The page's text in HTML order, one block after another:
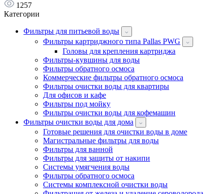
1257
Категории
Фильтры для питьевой воды
Фильтры картриджного типа Pallas PWG
Головы для крепления картриджа
Фильтры-кувшины для воды
Фильтры обратного осмоса
Коммерческие фильтры обратного осмоса
Фильтры очистки воды для квартиры
Для офисов и кафе
Фильтры под мойку
Фильтры очистки воды для кофемашин
Фильтры очистки воды для дома
Готовые решения для очистки воды в доме
Магистральные фильтры для воды
Фильтры для ванной
Фильтры для защиты от накипи
Системы умягчения воды
Фильтры обратного осмоса
Системы комплексной очистки воды